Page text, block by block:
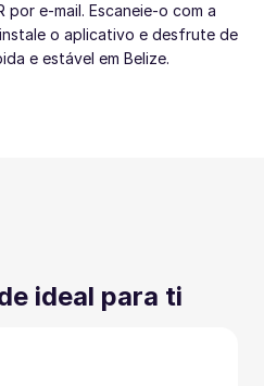
e-mail. Escaneie-o com a
o aplicativo e desfrute de
e estável em Belize.
ideal para ti